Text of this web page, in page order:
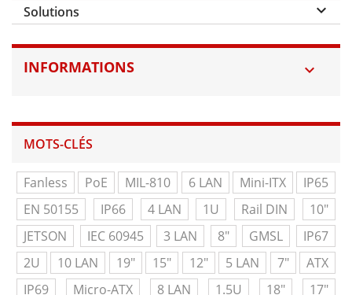
Solutions
keyboard_arrow_down
INFORMATIONS 
MOTS-CLÉS
Fanless PoE MIL-810 6 LAN Mini-ITX
IP65
EN 50155
IP66 4 LAN 1U Rail DIN
10"
JETSON
IEC 60945 3 LAN 8" GMSL
IP67
2U
10 LAN 19" 15" 12" 5 LAN 7"
ATX
IP69
Micro-ATX 8 LAN 1.5U 18"
17"